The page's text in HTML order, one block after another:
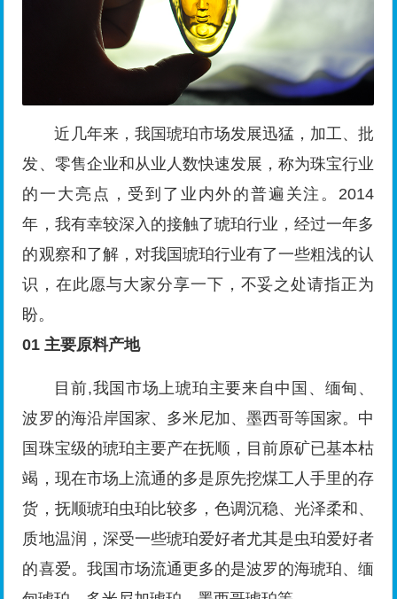
近几年来，我国琥珀市场发展迅猛，加工、批
发、零售企业和从业人数快速发展，称为珠宝行业
的一大亮点，受到了业内外的普遍关注。2014
年，我有幸较深入的接触了琥珀行业，经过一年多
的观察和了解，对我国琥珀行业有了一些粗浅的认
识，在此愿与大家分享一下，不妥之处请指正为
盼。
01 主要原料产地
目前,我国市场上琥珀主要来自中国、缅甸、
波罗的海沿岸国家、多米尼加、墨西哥等国家。中
国珠宝级的琥珀主要产在抚顺，目前原矿已基本枯
竭，现在市场上流通的多是原先挖煤工人手里的存
货，抚顺琥珀虫珀比较多，色调沉稳、光泽柔和、
质地温润，深受一些琥珀爱好者尤其是虫珀爱好者
的喜爱。我国市场流通更多的是波罗的海琥珀、缅